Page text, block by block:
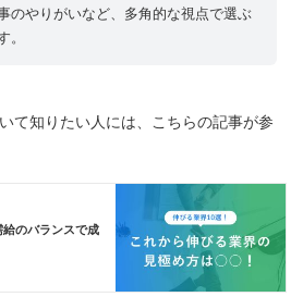
のやりがいなど、多角的な視点で選ぶ
。
て知りたい人には、こちらの記事が参
のバランスで成